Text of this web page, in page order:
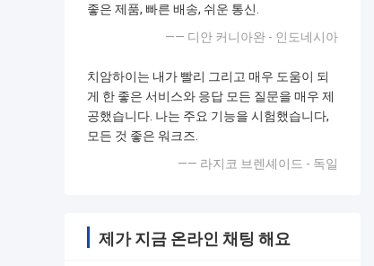
좋은 제품, 빠른 배송, 쉬운 통신.
—— 디안 커니아완 - 인도네시아
치암하이는 내가 빨리 그리고 매우 도움이 되
게 한 좋은 서비스와 응답 모든 질문을 매우 제
공했습니다. 나는 주요 기능을 시험했습니다,
모든 것 좋은 워크즈.
—— 라지코 브렌셰이드 - 독일
제가 지금 온라인 채팅 해요